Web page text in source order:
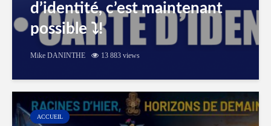
d’identité, c’est maintenant
possible ⤵️!
Mike DANINTHE 13 883 views
ACCUEIL